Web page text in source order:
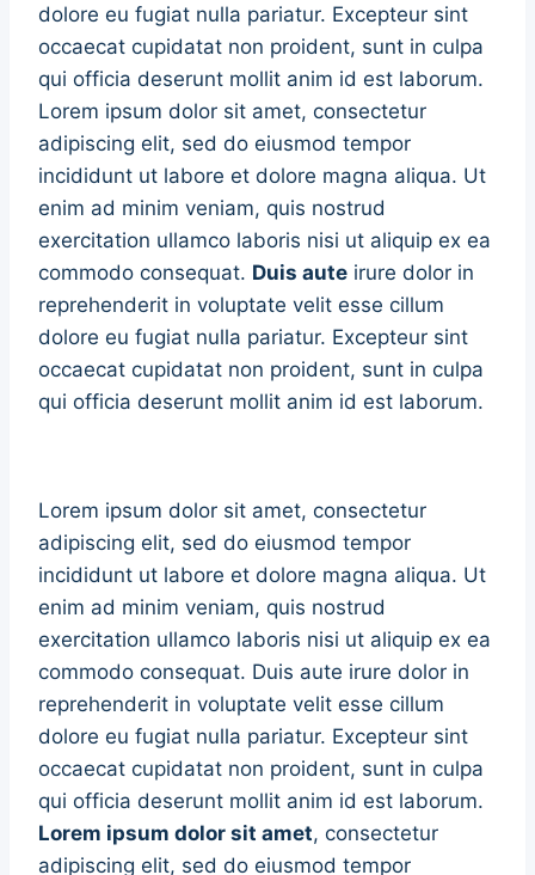
dolore eu fugiat nulla pariatur. Excepteur sint
occaecat cupidatat non proident, sunt in culpa
qui officia deserunt mollit anim id est laborum.
Lorem ipsum dolor sit amet, consectetur
adipiscing elit, sed do eiusmod tempor
incididunt ut labore et dolore magna aliqua. Ut
enim ad minim veniam, quis nostrud
exercitation ullamco laboris nisi ut aliquip ex ea
commodo consequat. Duis aute irure dolor in
reprehenderit in voluptate velit esse cillum
dolore eu fugiat nulla pariatur. Excepteur sint
occaecat cupidatat non proident, sunt in culpa
qui officia deserunt mollit anim id est laborum.
Lorem ipsum dolor sit amet, consectetur
adipiscing elit, sed do eiusmod tempor
incididunt ut labore et dolore magna aliqua. Ut
enim ad minim veniam, quis nostrud
exercitation ullamco laboris nisi ut aliquip ex ea
commodo consequat. Duis aute irure dolor in
reprehenderit in voluptate velit esse cillum
dolore eu fugiat nulla pariatur. Excepteur sint
occaecat cupidatat non proident, sunt in culpa
qui officia deserunt mollit anim id est laborum.
Lorem ipsum dolor sit amet, consectetur
adipiscing elit, sed do eiusmod tempor